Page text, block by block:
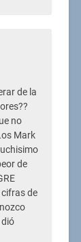
de la
no
Mark
de
de